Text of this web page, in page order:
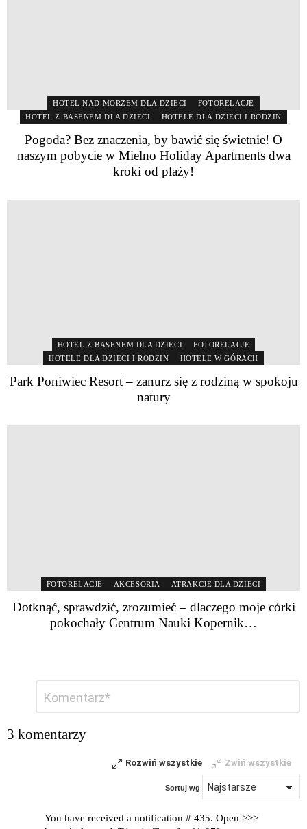
HOTEL NAD MORZEM DLA DZIECI
FOTORELACJE
HOTEL Z BASENEM DLA DZIECI
HOTELE DLA DZIECI I RODZIN
Pogoda? Bez znaczenia, by bawić się świetnie! O
naszym pobycie w Mielno Holiday Apartments dwa
kroki od plaży!
HOTEL Z BASENEM DLA DZIECI
FOTORELACJE
HOTELE DLA DZIECI I RODZIN
HOTELE W GÓRACH
Park Poniwiec Resort – zanurz się z rodziną w spokoju
natury
FOTORELACJE AKCESORIA ATRAKCJE DLA DZIECI
Dotknąć, sprawdzić, zrozumieć – dlaczego moje córki
pokochały Centrum Nauki Kopernik…
komentarz
3 komentarzy
Rozwiń wszystkie Zwiń wszystkie
Sortuj wg
You have received a notification # 435. Open >>>